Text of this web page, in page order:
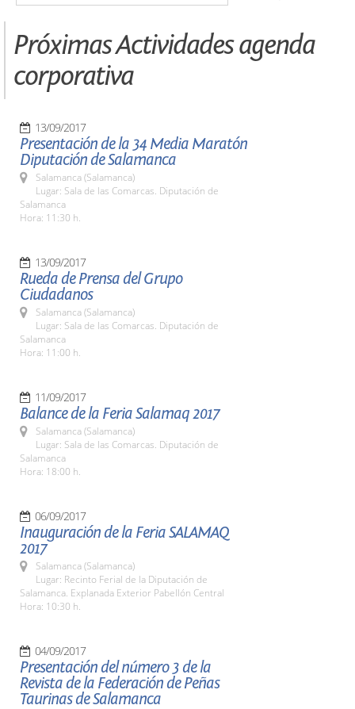
Próximas Actividades agenda
corporativa
13/09/2017
Presentación de la 34 Media Maratón
Diputación de Salamanca
Salamanca (Salamanca)
Lugar: Sala de las Comarcas. Diputación de
Salamanca
Hora: 11:30 h.
13/09/2017
Rueda de Prensa del Grupo
Ciudadanos
Salamanca (Salamanca)
Lugar: Sala de las Comarcas. Diputación de
Salamanca
Hora: 11:00 h.
11/09/2017
Balance de la Feria Salamaq 2017
Salamanca (Salamanca)
Lugar: Sala de las Comarcas. Diputación de
Salamanca
Hora: 18:00 h.
06/09/2017
Inauguración de la Feria SALAMAQ
2017
Salamanca (Salamanca)
Lugar: Recinto Ferial de la Diputación de
Salamanca. Explanada Exterior Pabellón Central
Hora: 10:30 h.
04/09/2017
Presentación del número 3 de la
Revista de la Federación de Peñas
Taurinas de Salamanca